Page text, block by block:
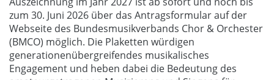
zum 30. Juni 2026 über das Antragsformular auf der
Webseite des Bundesmusikverbands Chor & Orchester
(BMCO) möglich. Die Plaketten würdigen
generationenübergreifendes musikalisches
Engagement und heben dabei die Bedeutung des